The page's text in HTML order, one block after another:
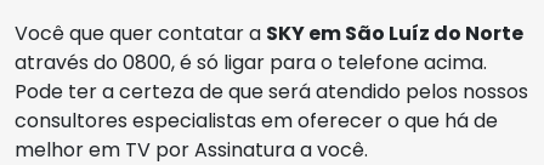
Você que quer contatar a SKY em São Luíz do Norte
através do 0800, é só ligar para o telefone acima.
Pode ter a certeza de que será atendido pelos nossos
consultores especialistas em oferecer o que há de
melhor em TV por Assinatura a você.